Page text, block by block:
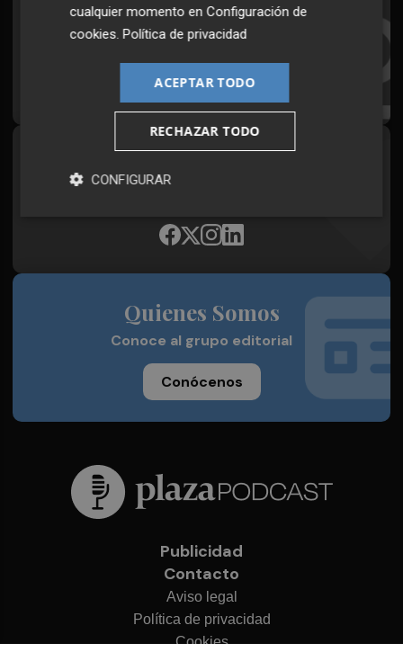
Suscríbete al Boletín
Todos los días a primera hora en tu email
¡Quiero suscribirme!
Plaza Podcast, desde cualquier medio
Quienes Somos
Conoce al grupo editorial
Conócenos
Publicidad
Contacto
Aviso legal
Política de privacidad
Cookies
cualquier momento enConfiguración de
cookies .Política de privacidad
ACEPTAR TODO
RECHAZAR TODO
CONFIGURAR